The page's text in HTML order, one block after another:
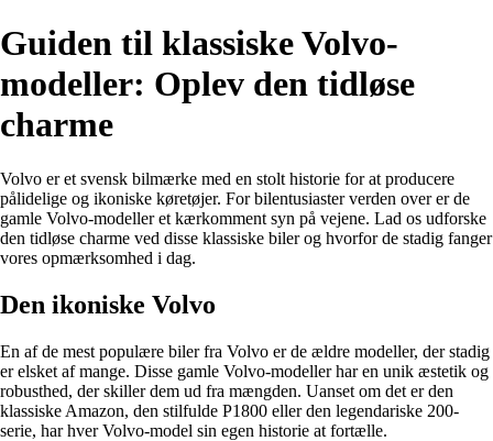
Guiden til klassiske Volvo-
modeller: Oplev den tidløse
charme
Volvo er et svensk bilmærke med en stolt historie for at producere
pålidelige og ikoniske køretøjer. For bilentusiaster verden over er de
gamle Volvo-modeller et kærkomment syn på vejene. Lad os udforske
den tidløse charme ved disse klassiske biler og hvorfor de stadig fanger
vores opmærksomhed i dag.
Den ikoniske Volvo
En af de mest populære biler fra Volvo er de ældre modeller, der stadig
er elsket af mange. Disse gamle Volvo-modeller har en unik æstetik og
robusthed, der skiller dem ud fra mængden. Uanset om det er den
klassiske Amazon, den stilfulde P1800 eller den legendariske 200-
serie, har hver Volvo-model sin egen historie at fortælle.